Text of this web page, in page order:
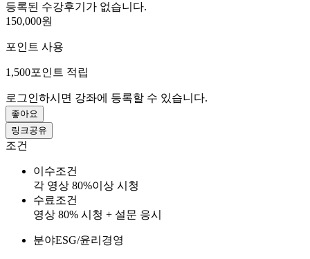
등록된 수강후기가 없습니다.
150,000원
포인트 사용
1,500포인트 적립
로그인하시면 강좌에 등록할 수 있습니다.
좋아요
링크공유
조건
이수조건
각 영상 80%이상 시청
수료조건
영상 80% 시청 + 설문 응시
분야ESG/윤리경영